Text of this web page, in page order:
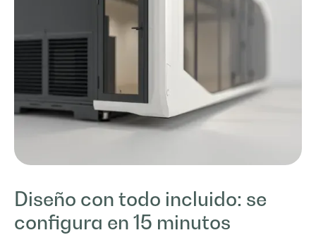
Diseño con todo incluido: se
configura en 15 minutos